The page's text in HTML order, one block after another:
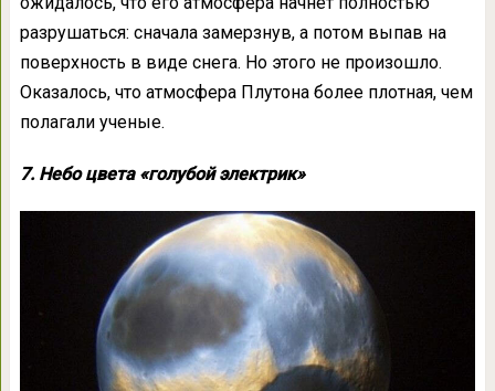
разрушаться: сначала замерзнув, а потом выпав на
поверхность в виде снега. Но этого не произошло.
Оказалось, что атмосфера Плутона более плотная, чем
полагали ученые.
7. Небо цвета «голубой электрик»